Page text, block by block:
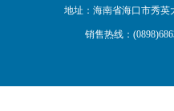
地址：海南省海口市秀英
销售热线：